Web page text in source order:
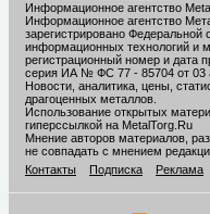
Информационное агентство
Информационное агентство
зарегистрировано Федеральной
информационных технологий и
регистрационный номер и дата
серия ИА № ФС 77 - 85704 от 03
Новости, аналитика, цены,
драгоценных металлов.
Использование открытых
гиперссылкой на MetalTorg.Ru
Мнение авторов материалов,
не совпадать с мнением
Контакты
Подписка Реклама